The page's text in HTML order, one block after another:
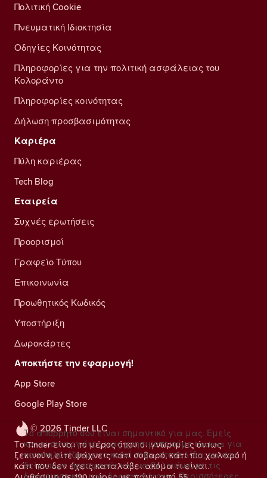
© 2026 Tinder LLC
Το Tinder είναι το μέρος όπου οι γνωριμίες όντως
ξεκινούν, είτε ψάχνεις κάτι σοβαρό, κάτι πιο χαλαρό ή
κάτι που δεν έχεις καταλάβει ακόμα τι είναι.
Πολιτική Cookie
Πνευματική Ιδιοκτησία
Οδηγίες Κοινότητας
Πληροφορίες για την πολιτική ασφάλειας του
Κολοράντο
Πληροφορίες κοινότητας
Δήλωση προσβασιμότητας
Καριέρα
Πύλη καριέρας
Tech Blog
Εταιρεία
Συχνές ερωτήσεις
Προορισμοί
Γραφείο Τύπου
Επικοινωνία
Προωθητικός Κωδικός
Υποστήριξη
Δωροκάρτες
Αποκτήστε την εφαρμογή!
App Store
Google Play Store
Το απόρρητό σου είναι σημαντικό για μας. Εμείς
και οι συνεργάτες μας χρησιμοποιούμε trackers για
να υπολογίζουμε το κοινό στην ιστοσελίδα, να σου
δείχνουμε προσφορές και να βελτιώνουμε τις